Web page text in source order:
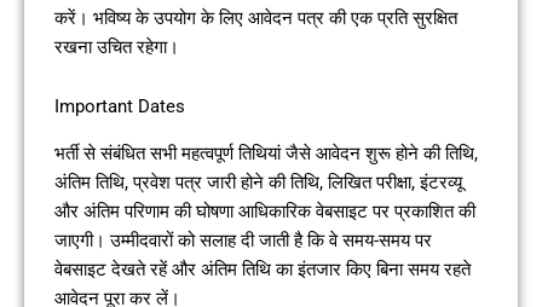
करें। भविष्य के उपयोग के लिए आवेदन पत्र की एक प्रति सुरक्षित
रखना उचित रहेगा।
Important Dates
भर्ती से संबंधित सभी महत्वपूर्ण तिथियां जैसे आवेदन शुरू होने की तिथि,
अंतिम तिथि, प्रवेश पत्र जारी होने की तिथि, लिखित परीक्षा, इंटरव्यू
और अंतिम परिणाम की घोषणा आधिकारिक वेबसाइट पर प्रकाशित की
जाएगी। उम्मीदवारों को सलाह दी जाती है कि वे समय-समय पर
वेबसाइट देखते रहें और अंतिम तिथि का इंतजार किए बिना समय रहते
आवेदन पूरा कर लें।